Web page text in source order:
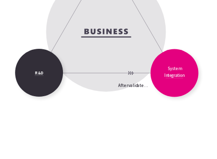
System
Integration
R&D
Aftervalidate...